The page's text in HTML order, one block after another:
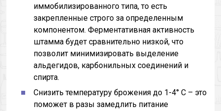
иммобилизированного типа, то есть
закрепленные строго за определенным
компонентом. Ферментативная активность
штамма будет сравнительно низкой, что
позволит минимизировать выделение
альдегидов, карбонильных соединений и
спирта.
Снизить температуру брожения до 1-4° С – это
поможет в разы замедлить питание